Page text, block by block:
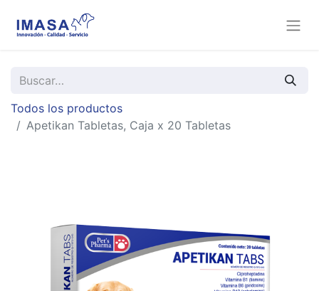
Todos los productos
Apetikan Tabletas, Caja x 20 Tabletas